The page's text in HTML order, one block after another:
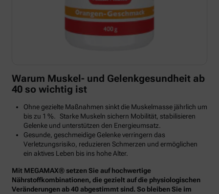
Warum Muskel- und Gelenkgesundheit ab
40 so wichtig ist
Ohne gezielte Maßnahmen sinkt die Muskelmasse jährlich um
bis zu 1 %. Starke Muskeln sichern Mobilität, stabilisieren
Gelenke und unterstützen den Energieumsatz.
Gesunde, geschmeidige Gelenke verringern das
Verletzungsrisiko, reduzieren Schmerzen und ermöglichen
ein aktives Leben bis ins hohe Alter.
Mit MEGAMAX® setzen Sie auf hochwertige
Nährstoffkombinationen, die gezielt auf die physiologischen
Veränderungen ab 40 abgestimmt sind. So bleiben Sie im